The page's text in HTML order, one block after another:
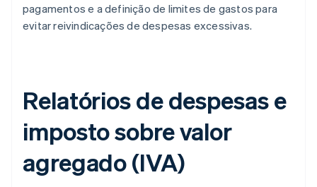
pagamentos e a definição de limites de gastos para
evitar reivindicações de despesas excessivas.
Relatórios de despesas e
imposto sobre valor
agregado (IVA)